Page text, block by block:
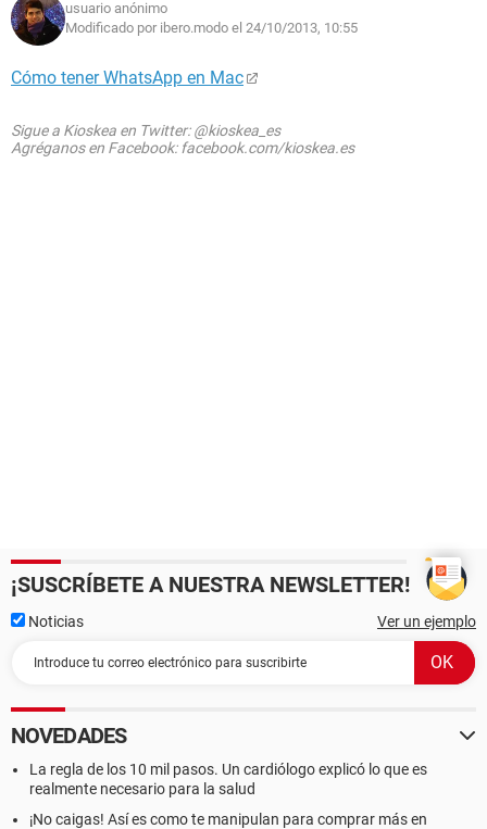
usuario anónimo
Modificado por ibero.modo el 24/10/2013, 10:55
Cómo tener WhatsApp en Mac
Sigue a Kioskea en Twitter: @kioskea_es
Agréganos en Facebook: facebook.com/kioskea.es
¡SUSCRÍBETE A NUESTRA NEWSLETTER!
Noticias Ver un ejemplo
NOVEDADES
La regla de los 10 mil pasos. Un cardiólogo explicó lo que es
realmente necesario para la salud
¡No caigas! Así es como te manipulan para comprar más en